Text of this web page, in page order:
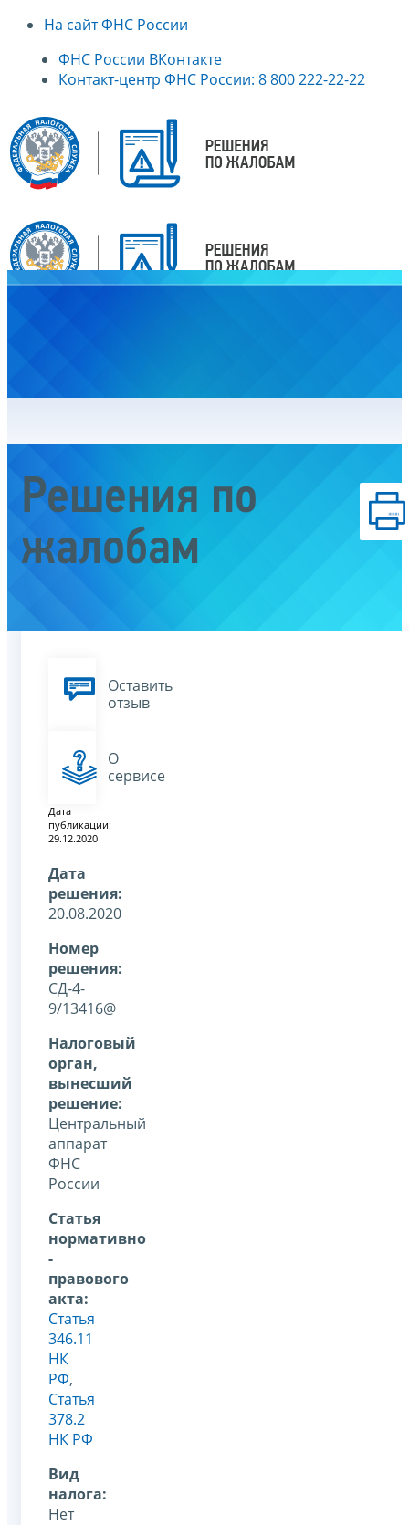
На сайт ФНС России
ФНС России ВКонтакте
Контакт-центр ФНС России: 8 800 222-22-22
Решения по
жалобам
Оставить
отзыв
О
сервисе
Дата
публикации:
29.12.2020
Дата
решения:
20.08.2020
Номер
решения:
СД-4-
9/13416@
Налоговый
орган,
вынесший
решение:
Центральный
аппарат
ФНС
России
Статья
нормативно
-
правового
акта:
Статья
346.11
НК
РФ,
Статья
378.2
НК РФ
Вид
налога:
Нет